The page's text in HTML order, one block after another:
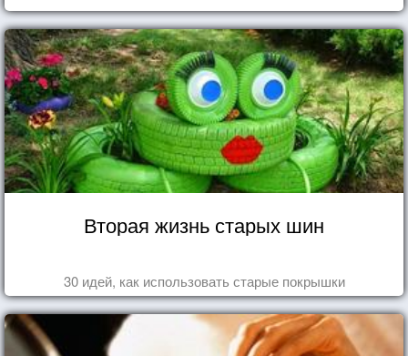
Вторая жизнь старых шин
30 идей, как использовать старые покрышки